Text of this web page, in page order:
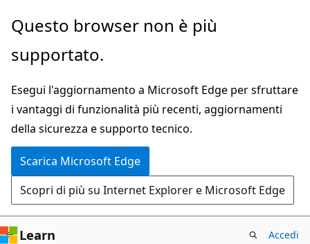
Ignora
passa
contenuto
principale
Passare
allo
spostamento
pagina
Questo browser non è più
supportato.
Esegui l'aggiornamento a Microsoft Edge per sfruttare
i vantaggi di funzionalità più recenti, aggiornamenti
della sicurezza e supporto tecnico.
Scarica Microsoft Edge
Scopri di più su Internet Explorer e Microsoft Edge
Learn Accedi